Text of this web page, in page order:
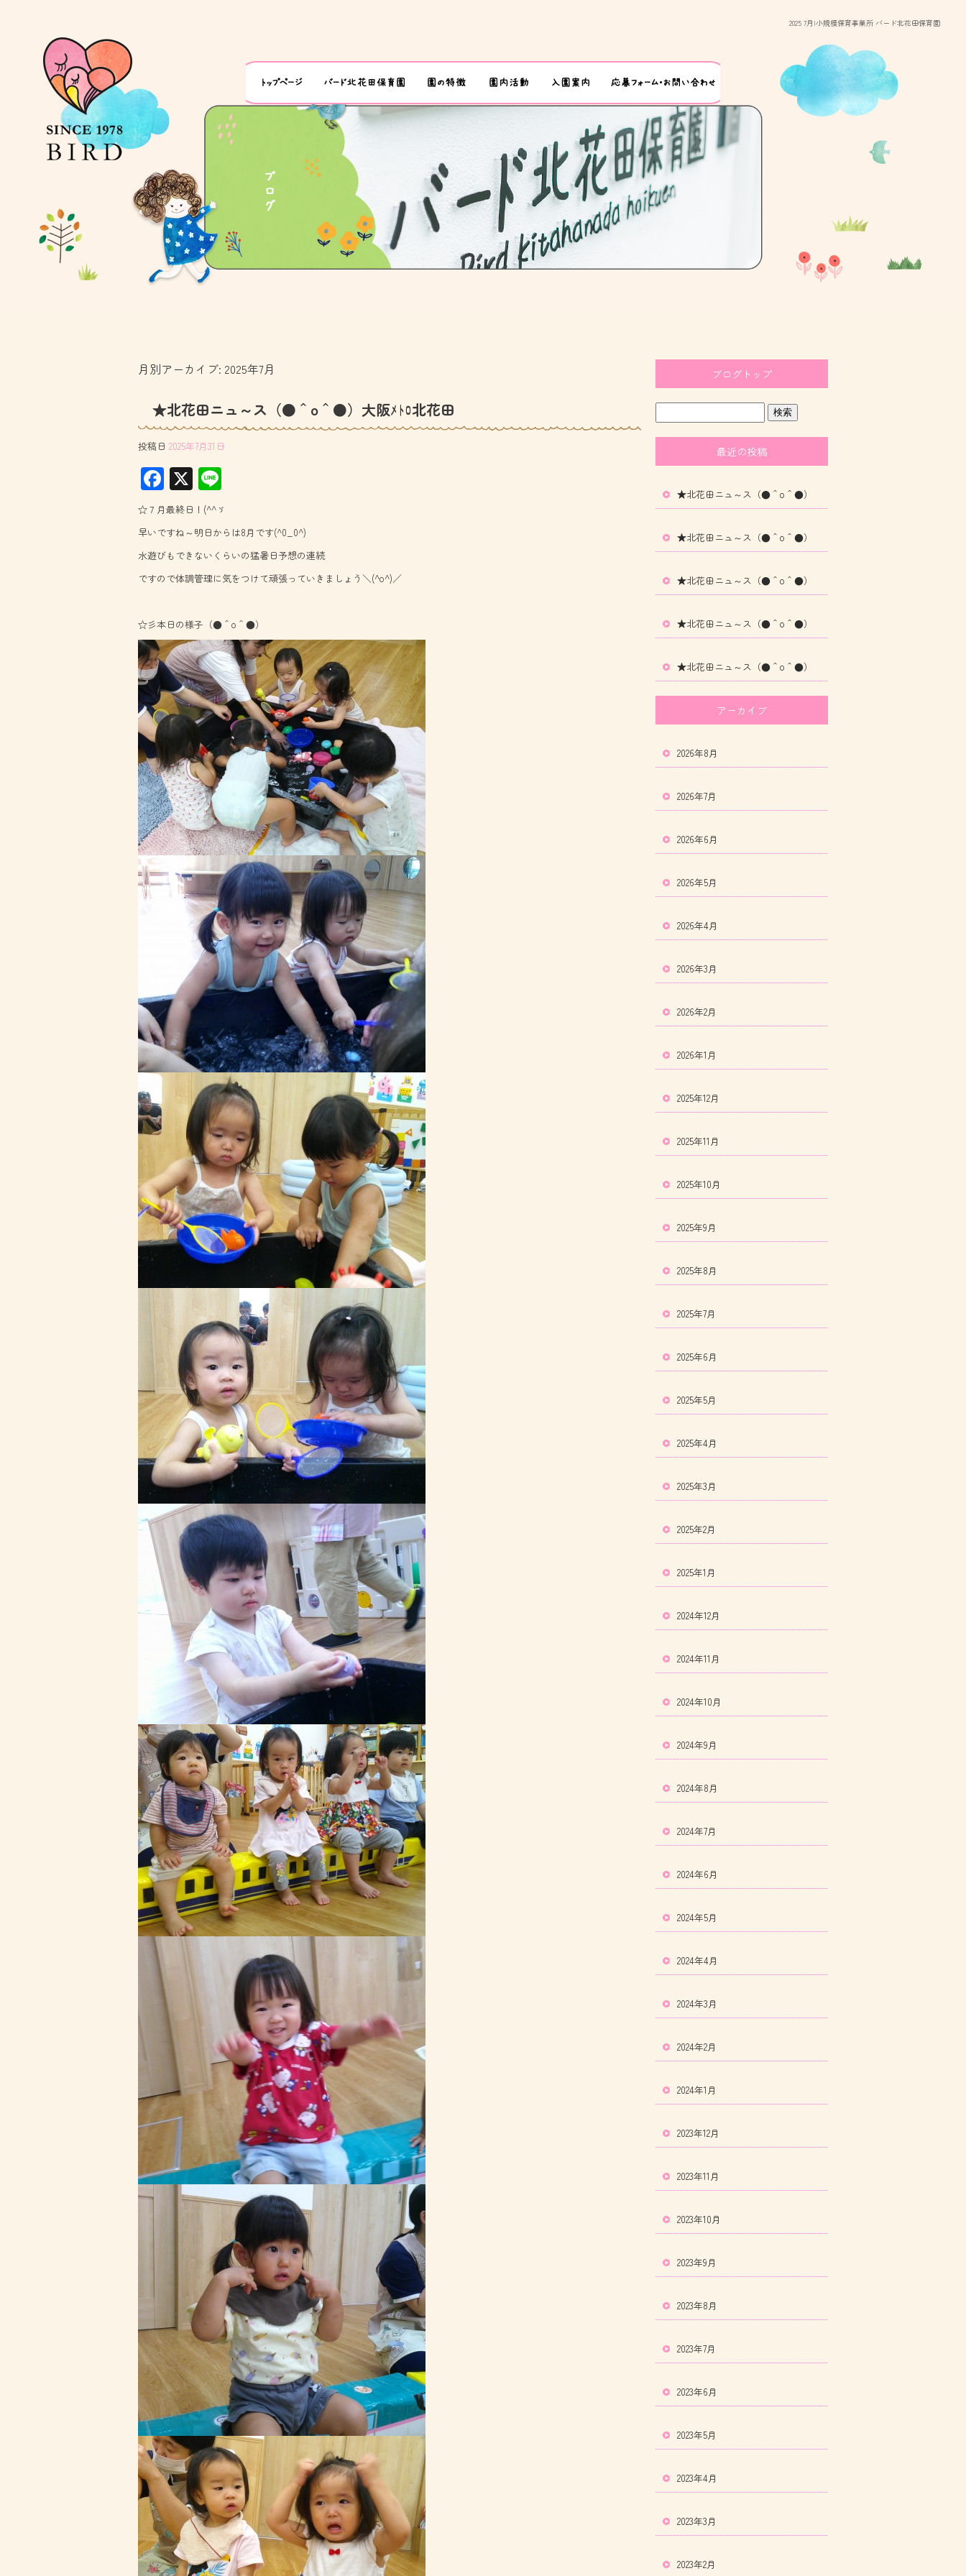
2025 7月|小規模保育事業所 バード北花田保育園
月別アーカイブ: 2025年7月
★北花田ニュ～ス（●＾o＾●）大阪ﾒﾄﾛ北花田
投稿日 2025年7月31日
F
ac
e
b
o
ok
X
ne
☆７月最終日！(^^ゞ
早いですね～明日からは8月です(^0_0^)
水遊びもできないくらいの猛暑日予想の連続
ですので体調管理に気をつけて頑張っていきましょう＼(^o^)／
☆彡本日の様子（●＾o＾●）
ブログトップ
最近の投稿
★北花田ニュ～ス（●＾o＾●）
★北花田ニュ～ス（●＾o＾●）
★北花田ニュ～ス（●＾o＾●）
★北花田ニュ～ス（●＾o＾●）
★北花田ニュ～ス（●＾o＾●）
アーカイブ
2026年8月
2026年7月
2026年6月
2026年5月
2026年4月
2026年3月
2026年2月
2026年1月
2025年12月
2025年11月
2025年10月
2025年9月
2025年8月
2025年7月
2025年6月
2025年5月
2025年4月
2025年3月
2025年2月
2025年1月
2024年12月
2024年11月
2024年10月
2024年9月
2024年8月
2024年7月
2024年6月
2024年5月
2024年4月
2024年3月
2024年2月
2024年1月
2023年12月
2023年11月
2023年10月
2023年9月
2023年8月
2023年7月
2023年6月
2023年5月
2023年4月
2023年3月
2023年2月